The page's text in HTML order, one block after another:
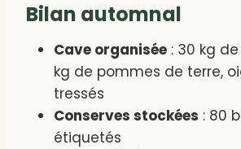
Bilan automnal
Cave organisée : 30 kg
kg de pommes de terre,
tressés
Conserves stockées : 80
étiquetés